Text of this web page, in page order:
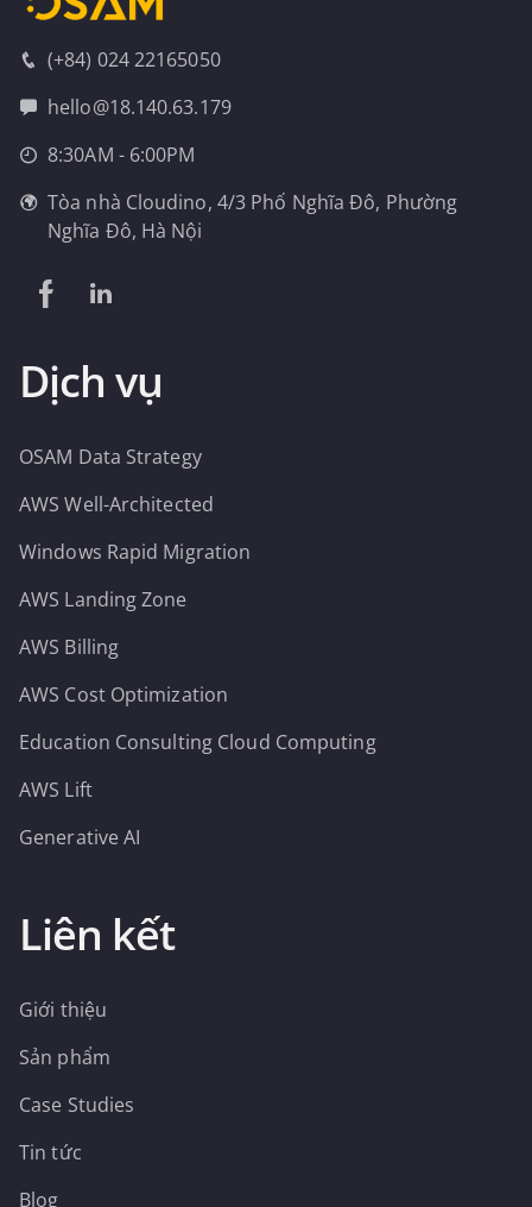
(+84) 024 22165050
hello@18.140.63.179
8:30AM - 6:00PM
Tòa nhà Cloudino, 4/3 Phố Nghĩa Đô, Phường
Nghĩa Đô, Hà Nội
Dịch vụ
OSAM Data Strategy
AWS Well-Architected
Windows Rapid Migration
AWS Landing Zone
AWS Billing
AWS Cost Optimization
Education Consulting Cloud Computing
AWS Lift
Generative AI
Liên kết
Giới thiệu
Sản phẩm
Case Studies
Tin tức
Blog